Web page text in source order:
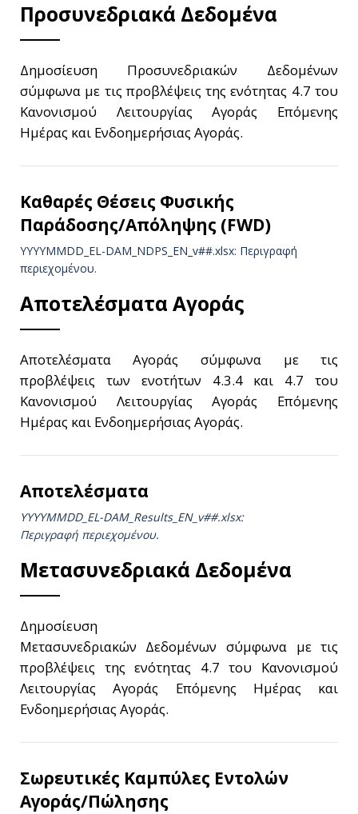
Προσυνεδριακά Δεδομένα
Δημοσίευση Προσυνεδριακών Δεδομένων
σύμφωνα με τις προβλέψεις της ενότητας 4.7 του
Κανονισμού Λειτουργίας Αγοράς Επόμενης
Ημέρας και Ενδοημερήσιας Αγοράς.
Καθαρές Θέσεις Φυσικής
Παράδοσης/Απόληψης (FWD)
YYYYMMDD_EL-DAM_NDPS_ΕΝ_v##.xlsx: Περιγραφή
περιεχομένου.
Αποτελέσματα Αγοράς
Αποτελέσματα Αγοράς σύμφωνα με τις
προβλέψεις των ενοτήτων 4.3.4 και 4.7 του
Κανονισμού Λειτουργίας Αγοράς Επόμενης
Ημέρας και Ενδοημερήσιας Αγοράς.
Αποτελέσματα
YYYYMMDD_EL-DAM_Results_ΕΝ_v##.xlsx:
Περιγραφή περιεχομένου.
Μετασυνεδριακά Δεδομένα
Δημοσίευση
Μετασυνεδριακών Δεδομένων σύμφωνα με τις
προβλέψεις της ενότητας 4.7 του Κανονισμού
Λειτουργίας Αγοράς Επόμενης Ημέρας και
Ενδοημερήσιας Αγοράς.
Σωρευτικές Καμπύλες Εντολών
Αγοράς/Πώλησης